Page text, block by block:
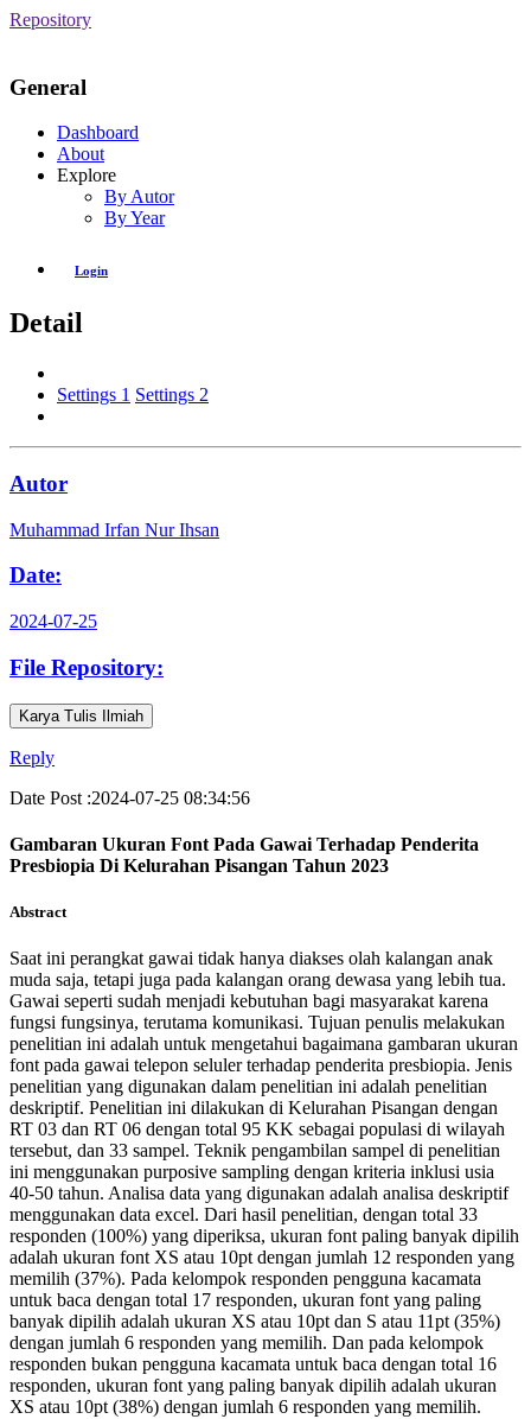
Repository
General
Dashboard
About
Explore
By Autor
By Year
Login
Detail
Settings 1 Settings 2
Autor
Muhammad Irfan Nur Ihsan
Date:
2024-07-25
File Repository:
Karya Tulis Ilmiah
Reply
Date Post :2024-07-25 08:34:56
Gambaran Ukuran Font Pada Gawai Terhadap Penderita
Presbiopia Di Kelurahan Pisangan Tahun 2023
Abstract
Saat ini perangkat gawai tidak hanya diakses olah kalangan anak
muda saja, tetapi juga pada kalangan orang dewasa yang lebih tua.
Gawai seperti sudah menjadi kebutuhan bagi masyarakat karena
fungsi fungsinya, terutama komunikasi. Tujuan penulis melakukan
penelitian ini adalah untuk mengetahui bagaimana gambaran ukuran
font pada gawai telepon seluler terhadap penderita presbiopia. Jenis
penelitian yang digunakan dalam penelitian ini adalah penelitian
deskriptif. Penelitian ini dilakukan di Kelurahan Pisangan dengan
RT 03 dan RT 06 dengan total 95 KK sebagai populasi di wilayah
tersebut, dan 33 sampel. Teknik pengambilan sampel di penelitian
ini menggunakan purposive sampling dengan kriteria inklusi usia
40-50 tahun. Analisa data yang digunakan adalah analisa deskriptif
menggunakan data excel. Dari hasil penelitian, dengan total 33
responden (100%) yang diperiksa, ukuran font paling banyak dipilih
adalah ukuran font XS atau 10pt dengan jumlah 12 responden yang
memilih (37%). Pada kelompok responden pengguna kacamata
untuk baca dengan total 17 responden, ukuran font yang paling
banyak dipilih adalah ukuran XS atau 10pt dan S atau 11pt (35%)
dengan jumlah 6 responden yang memilih. Dan pada kelompok
responden bukan pengguna kacamata untuk baca dengan total 16
responden, ukuran font yang paling banyak dipilih adalah ukuran
XS atau 10pt (38%) dengan jumlah 6 responden yang memilih.